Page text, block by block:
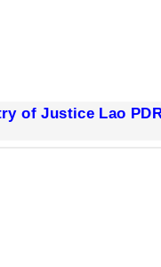
of Justice Lao